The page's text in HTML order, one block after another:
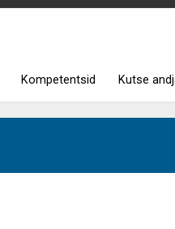
Kompetentsid Kutse